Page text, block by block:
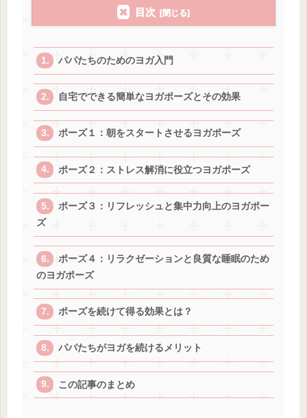
目次
パパたちのためのヨガ入門
自宅でできる簡単なヨガポーズとその効果
ポーズ１：朝をスタートさせるヨガポーズ
ポーズ２：ストレス解消に役立つヨガポーズ
ポーズ３：リフレッシュと集中力向上のヨガポー
ズ
ポーズ４：リラクゼーションと良質な睡眠のため
のヨガポーズ
ポーズを続けて得る効果とは？
パパたちがヨガを続けるメリット
この記事のまとめ